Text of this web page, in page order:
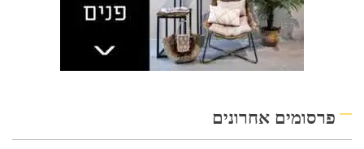
פרסומים אחרונים